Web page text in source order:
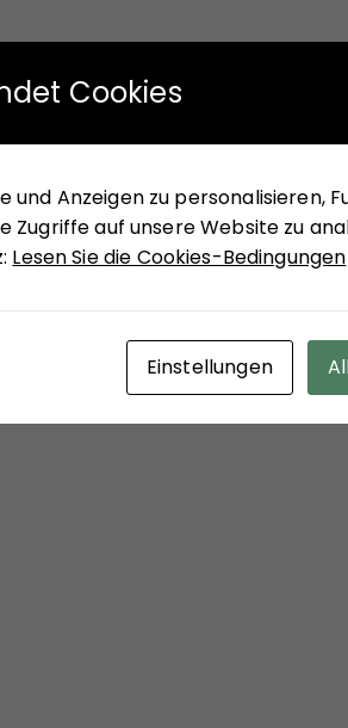
Cookies
und Anzeigen zu personalisieren,
Zugriffe auf unsere Website zu
Lesen Sie die Cookies-Bedingungen
Einstellungen